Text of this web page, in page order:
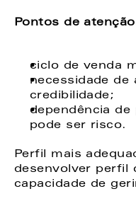
Pontos de
ciclo de venda
necessidade de
credibilidade;
dependência
pode ser risco.
Perfil mais
desenvolver perfil
capacidade de